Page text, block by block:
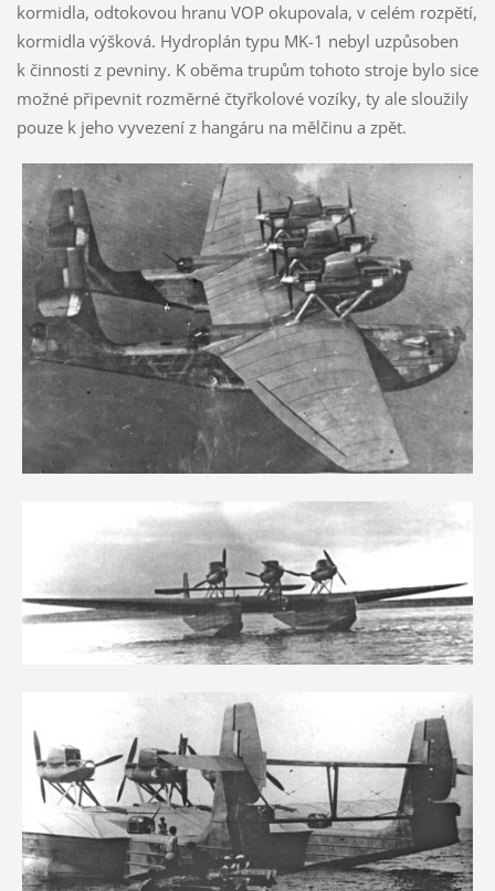
kormidla, odtokovou hranu VOP okupovala, v celém rozpětí,
kormidla výšková. Hydroplán typu MK-1 nebyl uzpůsoben
k činnosti z pevniny. K oběma trupům tohoto stroje bylo sice
možné připevnit rozměrné čtyřkolové vozíky, ty ale sloužily
pouze k jeho vyvezení z hangáru na mělčinu a zpět.